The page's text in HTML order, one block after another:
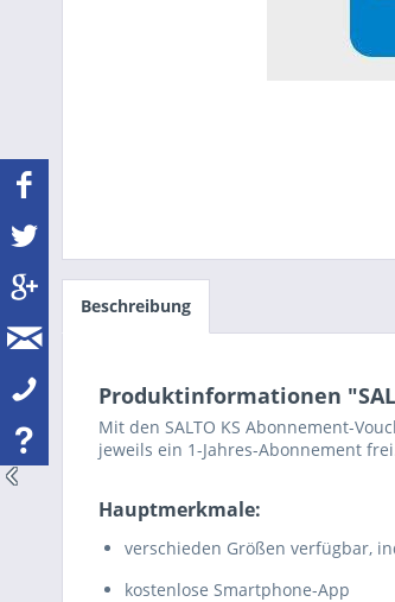
Beschreibung
Produktinformationen
Mit den SALTO KS Abonnement-
jeweils ein 1-Jahres-Abonnement
Hauptmerkmale:
verschieden Größen verfügbar,
kostenlose Smartphone-App